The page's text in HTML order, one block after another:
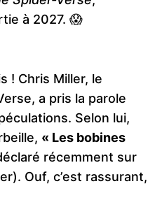
à 2027. 😱
! Chris Miller, le
a pris la parole
Selon lui,
« Les bobines
récemment sur
Ouf, c’est rassurant,